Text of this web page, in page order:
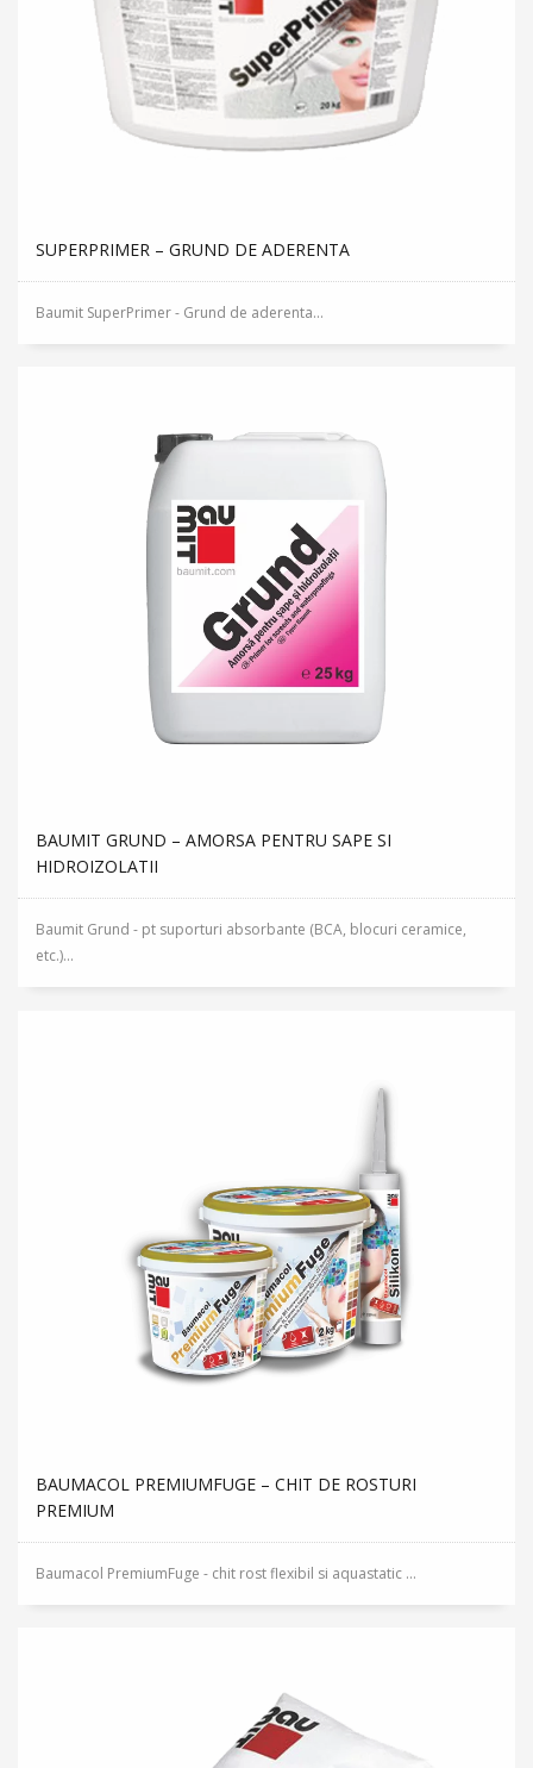
SUPERPRIMER – GRUND DE ADERENTA
Baumit SuperPrimer - Grund de aderenta...
BAUMIT GRUND – AMORSA PENTRU SAPE SI
HIDROIZOLATII
Baumit Grund - pt suporturi absorbante (BCA, blocuri ceramice,
etc.)...
BAUMACOL PREMIUMFUGE – CHIT DE ROSTURI
PREMIUM
Baumacol PremiumFuge - chit rost flexibil si aquastatic ...